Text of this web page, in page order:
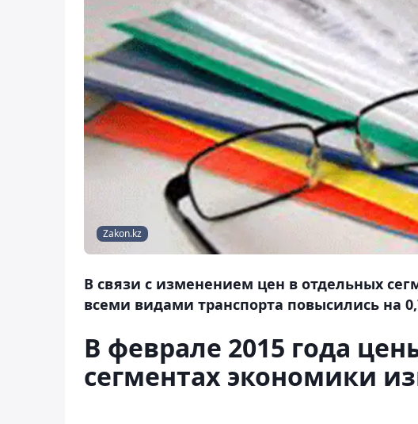
Zakon.kz
В связи с изменением цен в отдельных
всеми видами транспорта повысились на
В феврале 2015 года
сегментах экономики